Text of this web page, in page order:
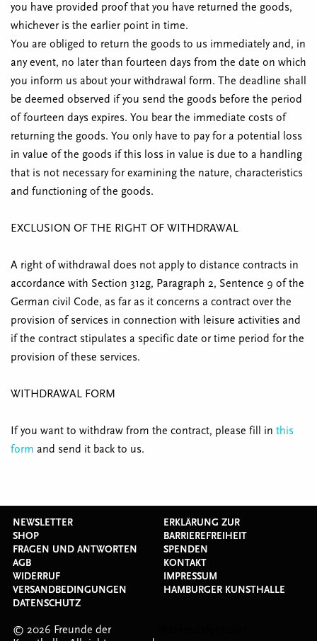
you have provided proof that you have returned the goods,
whichever is the earlier point in time.
You are obliged to return the goods to us immediately and, in
any event, no later than fourteen days from the date on which
you inform us about your withdrawal form. The deadline shall
be deemed observed if you send the goods before the period
of fourteen days expires. You bear the immediate costs of
returning the goods. You only have to pay for a potential loss
in value of the goods if this loss in value is due to a handling
that is not necessary for examining the nature, characteristics
and functioning of the goods.
EXCLUSION OF THE RIGHT OF WITHDRAWAL
A right of withdrawal does not apply to distance contracts in
accordance with Section 312g, Paragraph 2, Sentence 9 of the
German civil Code, as far as it concerns a contract over the
provision of services in connection with leisure activities and
if the contract stipulates a specific date or time period for the
provision of these services.
WITHDRAWAL FORM
If you want to withdraw from the contract, please fill in this
form and send it back to us.
© 2026 Freunde der
NEWSLETTER
SHOP
FRAGEN UND ANTWORTEN
AGB
WIDERRUF
VERSANDBEDINGUNGEN
DATENSCHUTZ
ERKLÄRUNG ZUR
BARRIEREFREIHEIT
SPENDEN
KONTAKT
IMPRESSUM
HAMBURGER KUNSTHALLE